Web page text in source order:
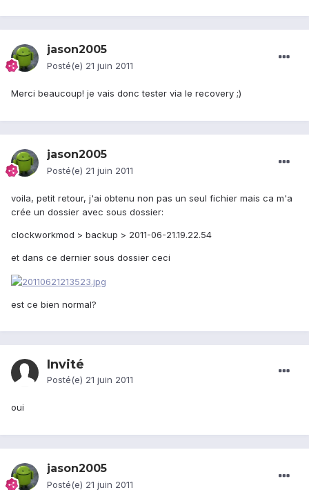
jason2005
Posté(e) 21 juin 2011
Merci beaucoup! je vais donc tester via le recovery ;)
jason2005
Posté(e) 21 juin 2011
voila, petit retour, j'ai obtenu non pas un seul fichier mais ca m'a
crée un dossier avec sous dossier:
clockworkmod > backup > 2011-06-21.19.22.54
et dans ce dernier sous dossier ceci
est ce bien normal?
Invité
Posté(e) 21 juin 2011
oui
jason2005
Posté(e) 21 juin 2011